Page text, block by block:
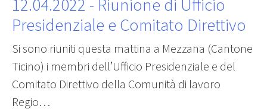
12.04.2022 - Riunione di Ufficio
Presidenziale e Comitato Direttivo
Si sono riuniti questa mattina a Mezzana (Cantone
Ticino) i membri dell’Ufficio Presidenziale e del
Comitato Direttivo della Comunità di lavoro
Regio…